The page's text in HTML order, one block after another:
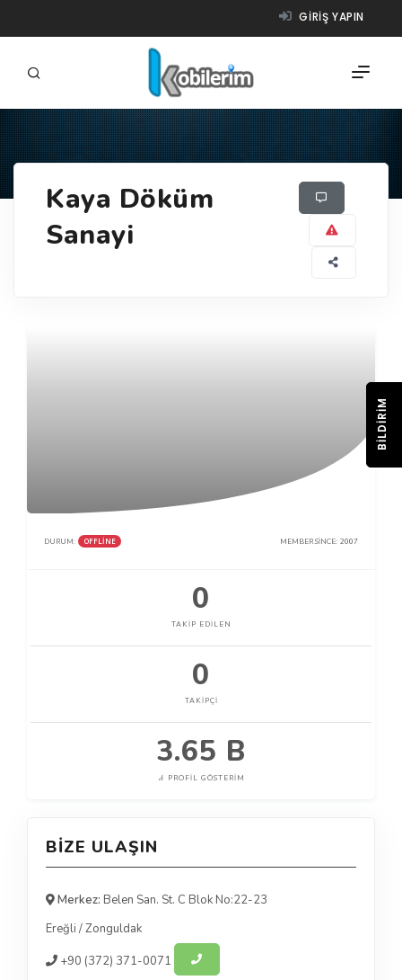
GIRIŞ YAPIN
ÜRÜNLER
NASIL ÇALIŞIR?
Kaya Döküm
Sanayi
DURUM: OFFLINE MEMBER SINCE: 2007
0
TAKIP EDILEN
0
TAKIPÇI
3.65 B
PROFIL GÖSTERIM
BIZE ULAŞIN
Merkez: Belen San. St. C Blok No:22-23
Ereğli /Zonguldak
+90 (372) 371-0071
BILDIRIM